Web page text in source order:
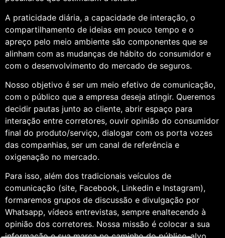
A praticidade diária, a capacidade de interação, o
compartilhamento de ideias em pouco tempo e o
apreço pelo meio ambiente são componentes que se
alinham com as mudanças de hábito do consumidor e
com o desenvolvimento do mercado de seguros.
Nosso objetivo é ser um meio efetivo de comunicação,
com o público que a empresa deseja atingir. Queremos
decidir pautas junto ao cliente, abrir espaço para
interação entre corretores, ouvir opinião do consumidor
final do produto/serviço, dialogar com os porta vozes
das companhias, ser um canal de referência e
oxigenação no mercado.
Para isso, além dos tradicionais veículos de
comunicação (site, Facebook, Linkedin e Instagram),
formaremos grupos de discussão e divulgação por
Whatsapp, vídeos entrevistas, sempre enaltecendo à
opinião dos corretores. Nossa missão é colocar a sua